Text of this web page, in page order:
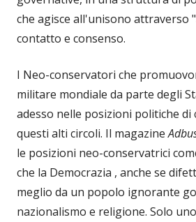
che agisce all'unisono attraverso
contatto e consenso.
I Neo-conservatori che
militare mondiale da parte degli
adesso nelle posizioni politiche di
questi alti circoli. Il magazine
le posizioni neo-conservatrici
che la Democrazia , anche se
meglio da un popolo ignorante
nazionalismo e religione. Solo